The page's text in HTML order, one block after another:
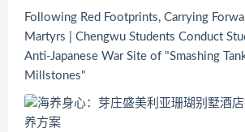
Following Red Footprints, Carrying
Martyrs | Chengwu Students Conduct
Anti-Japanese War Site of "Smashing
Millstones"